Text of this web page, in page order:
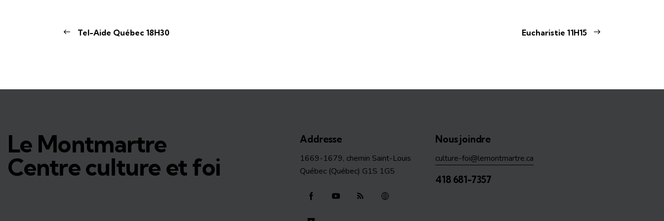
Tel-Aide Québec 18H30 Eucharistie 11H15
Le Montmartre
Centre culture et foi
Addresse
1669-1679, chemin Saint-Louis
Québec (Québec) G1S 1G5
Nous joindre
culture-foi@lemontmartre.ca
418 681-7357